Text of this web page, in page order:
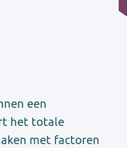
een
het totale
met factoren